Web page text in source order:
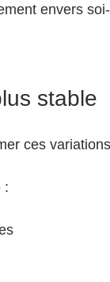
envers
stable
ces
: